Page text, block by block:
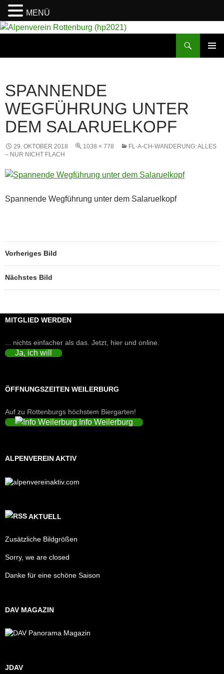
SPANNENDE
WEGFÜHRUNG UNTER
DEM SALARUELKOPF
29. OKTOBER 2018 1038 × 778
FL-A-CH-WANDERUNG: ALLES
– NUR NICHT FLACH
Spannende Wegführung unter dem Salaruelkopf
Vorheriges Bild
Nächstes Bild
MITGLIED WERDEN
... nichts einfacher als das. Jetzt, hier und online.
Ja, ich will
ÖFFNUNGSZEITEN WEILERBURG
Auf zu Rottenburgs höchstem Biergarten!
Info Weilerburg
ALPENVEREIN AKTIV
AKTUELL
Zusätzliche Bildgrößen
Sorry, we are closed
Danke für eine schöne Saison
DAV MAGAZIN
JDAV
MENÜ